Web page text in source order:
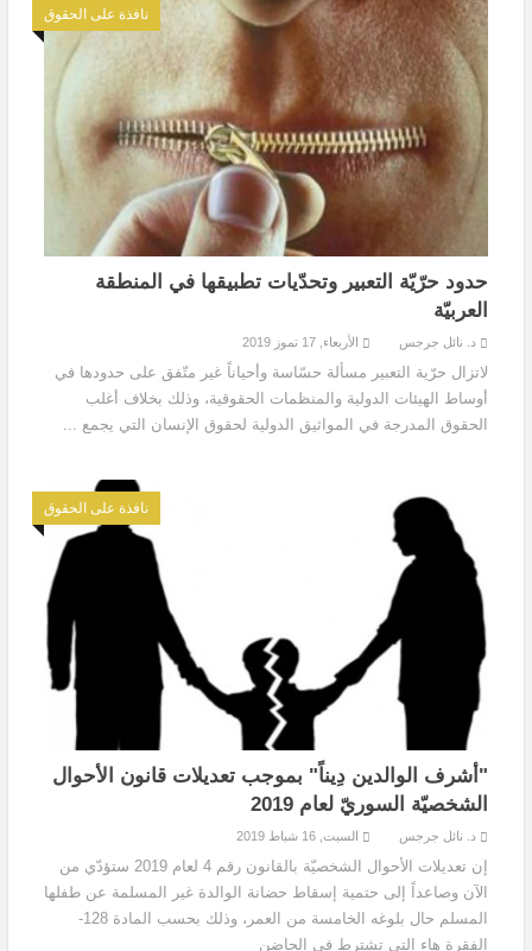
نافذة على الحقوق
حدود حرّيّة التعبير وتحدّيات تطبيقها في المنطقة
العربيّة
د. نائل جرجس الأربعاء, 17 تموز 2019
لاتزال حرّية التعبير مسألة حسّاسة وأحياناً غير متّفق على حدودها في
أوساط الهيئات الدولية والمنظمات الحقوقية، وذلك بخلاف أغلب
الحقوق المدرجة في المواثيق الدولية لحقوق الإنسان التي يجمع ...
نافذة على الحقوق
"أشرف الوالدين دِيناً" بموجب تعديلات قانون الأحوال
الشخصيّة السوريّ لعام 2019
د. نائل جرجس السبت, 16 شباط 2019
إن تعديلات الأحوال الشخصيّة بالقانون رقم 4 لعام 2019 ستؤدّي من
الآن وصاعداً إلى حتمية إسقاط حضانة الوالدة غير المسلمة عن طفلها
المسلم حال بلوغه الخامسة من العمر، وذلك بحسب المادة 128-
الفقرة هاء التي تشترط في الحاضن